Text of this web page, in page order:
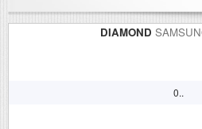
DIAMOND
0..